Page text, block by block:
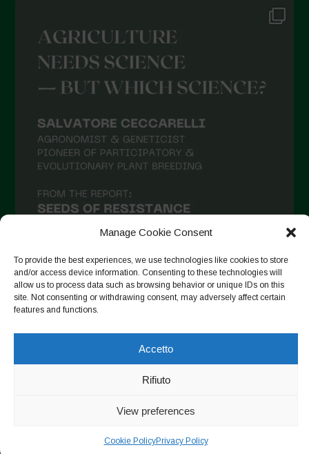
Manage Cookie Consent
To provide the best experiences, we use technologies like cookies to store
and/or access device information. Consenting to these technologies will
allow us to process data such as browsing behavior or unique IDs on this
site. Not consenting or withdrawing consent, may adversely affect certain
features and functions.
Accetto
Rifiuto
View preferences
Cookie PolicyPrivacy Policy
Settembre 2021
Agosto 2021
Luglio 2021
Aprile 2021
Febbraio 2021
Novembre 2020
Ottobre 2020 Segui su Instagram
Copyright © 2026. All rights reserved.Privacy Policy-